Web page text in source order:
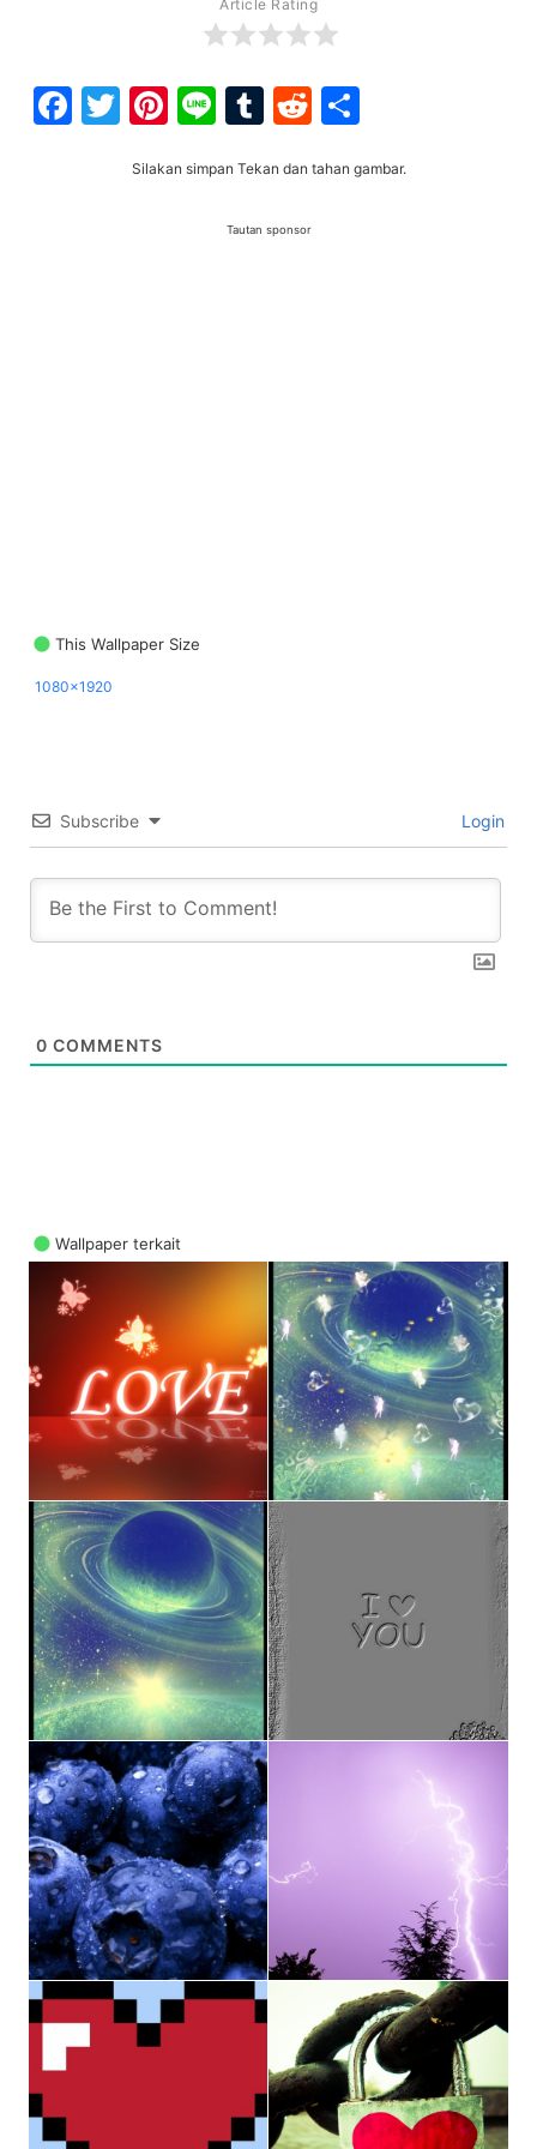
Article Rating
Facebook
Twitter
Pinterest
LineTumblr
Reddit
Silakan simpan Tekan dan tahan gambar.
Tautan sponsor
This Wallpaper Size
1080x1920
Subscribe Login
0 COMMENTS
Wallpaper terkait